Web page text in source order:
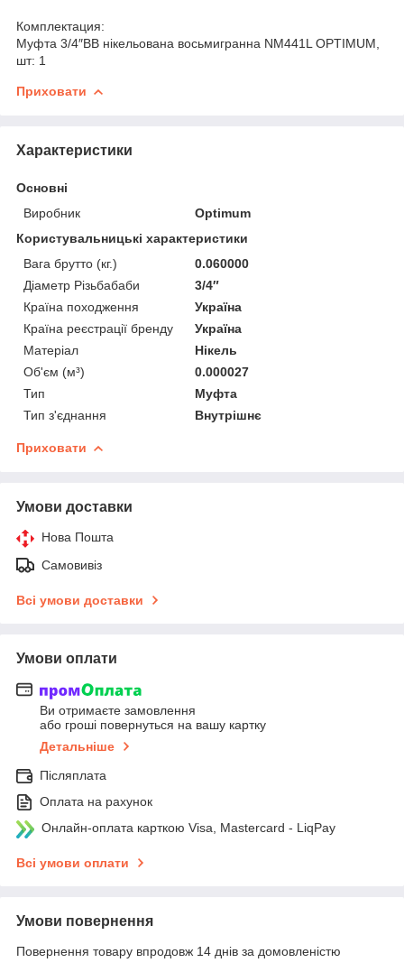
Комплектация:
Муфта 3/4″ВВ нікельована восьмигранна NM441L OPTIMUM,
шт: 1
Приховати
Характеристики
Основні
Виробник
Optimum
Користувальницькі характеристики
Вага брутто (кг.)
0.060000
Діаметр Різьбабаби
3/4″
Країна походження
Україна
Країна реєстрації бренду
Україна
Матеріал
Нікель
Об'єм (м³)
0.000027
Тип
Муфта
Тип з'єднання
Внутрішнє
Приховати
Умови доставки
Нова Пошта
Самовивіз
Всі умови доставки
Умови оплати
Ви отримаєте замовлення
або гроші повернуться на вашу картку
Детальніше
Післяплата
Оплата на рахунок
Онлайн-оплата карткою Visa, Mastercard - LiqPay
Всі умови оплати
Умови повернення
Повернення товару впродовж 14 днів за домовленістю